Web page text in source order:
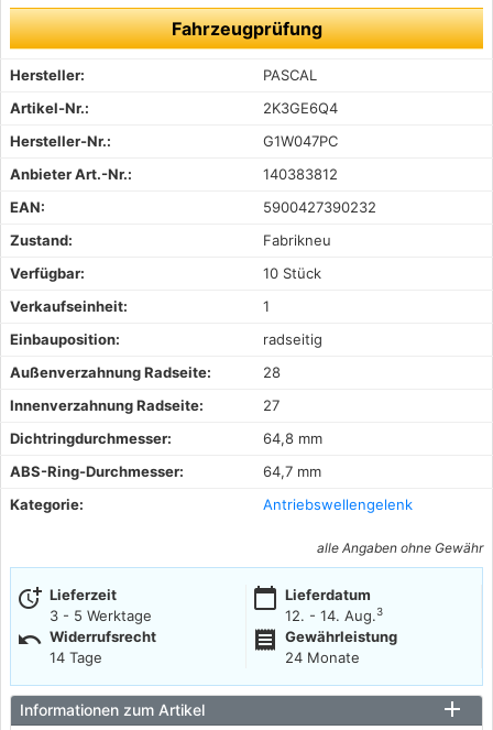
Fahrzeugprüfung
Hersteller:
PASCAL
Artikel-Nr.:
2K3GE6Q4
Hersteller-Nr.:
G1W047PC
Anbieter Art.-Nr.:
140383812
EAN:
5900427390232
Zustand:
Fabrikneu
Verfügbar:
10 Stück
Verkaufseinheit:
1
Einbauposition:
radseitig
Außenverzahnung Radseite:
28
Innenverzahnung Radseite:
27
Dichtringdurchmesser:
64,8 mm
ABS-Ring-Durchmesser:
64,7 mm
Kategorie:
Antriebswellengelenk
alle Angaben ohne Gewähr
more_time Lieferzeit
3 - 5 Werktage
calendar_today Lieferdatum
12. - 14. Aug.3
undo Widerrufsrecht
14 Tage
receipt
Gewährleistung
24 Monate
Informationen zum Artikel